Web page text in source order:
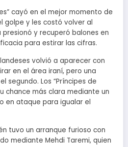
cayó en el mejor momento de
golpe y les costó volver al
y recuperó balones en
para estirar las cifras.
volvió a aparecer con
en el área iraní, pero una
segundo. Los “Príncipes de
chance más clara mediante un
en ataque para igualar el
tuvo un arranque furioso con
mediante Mehdi Taremi, quien